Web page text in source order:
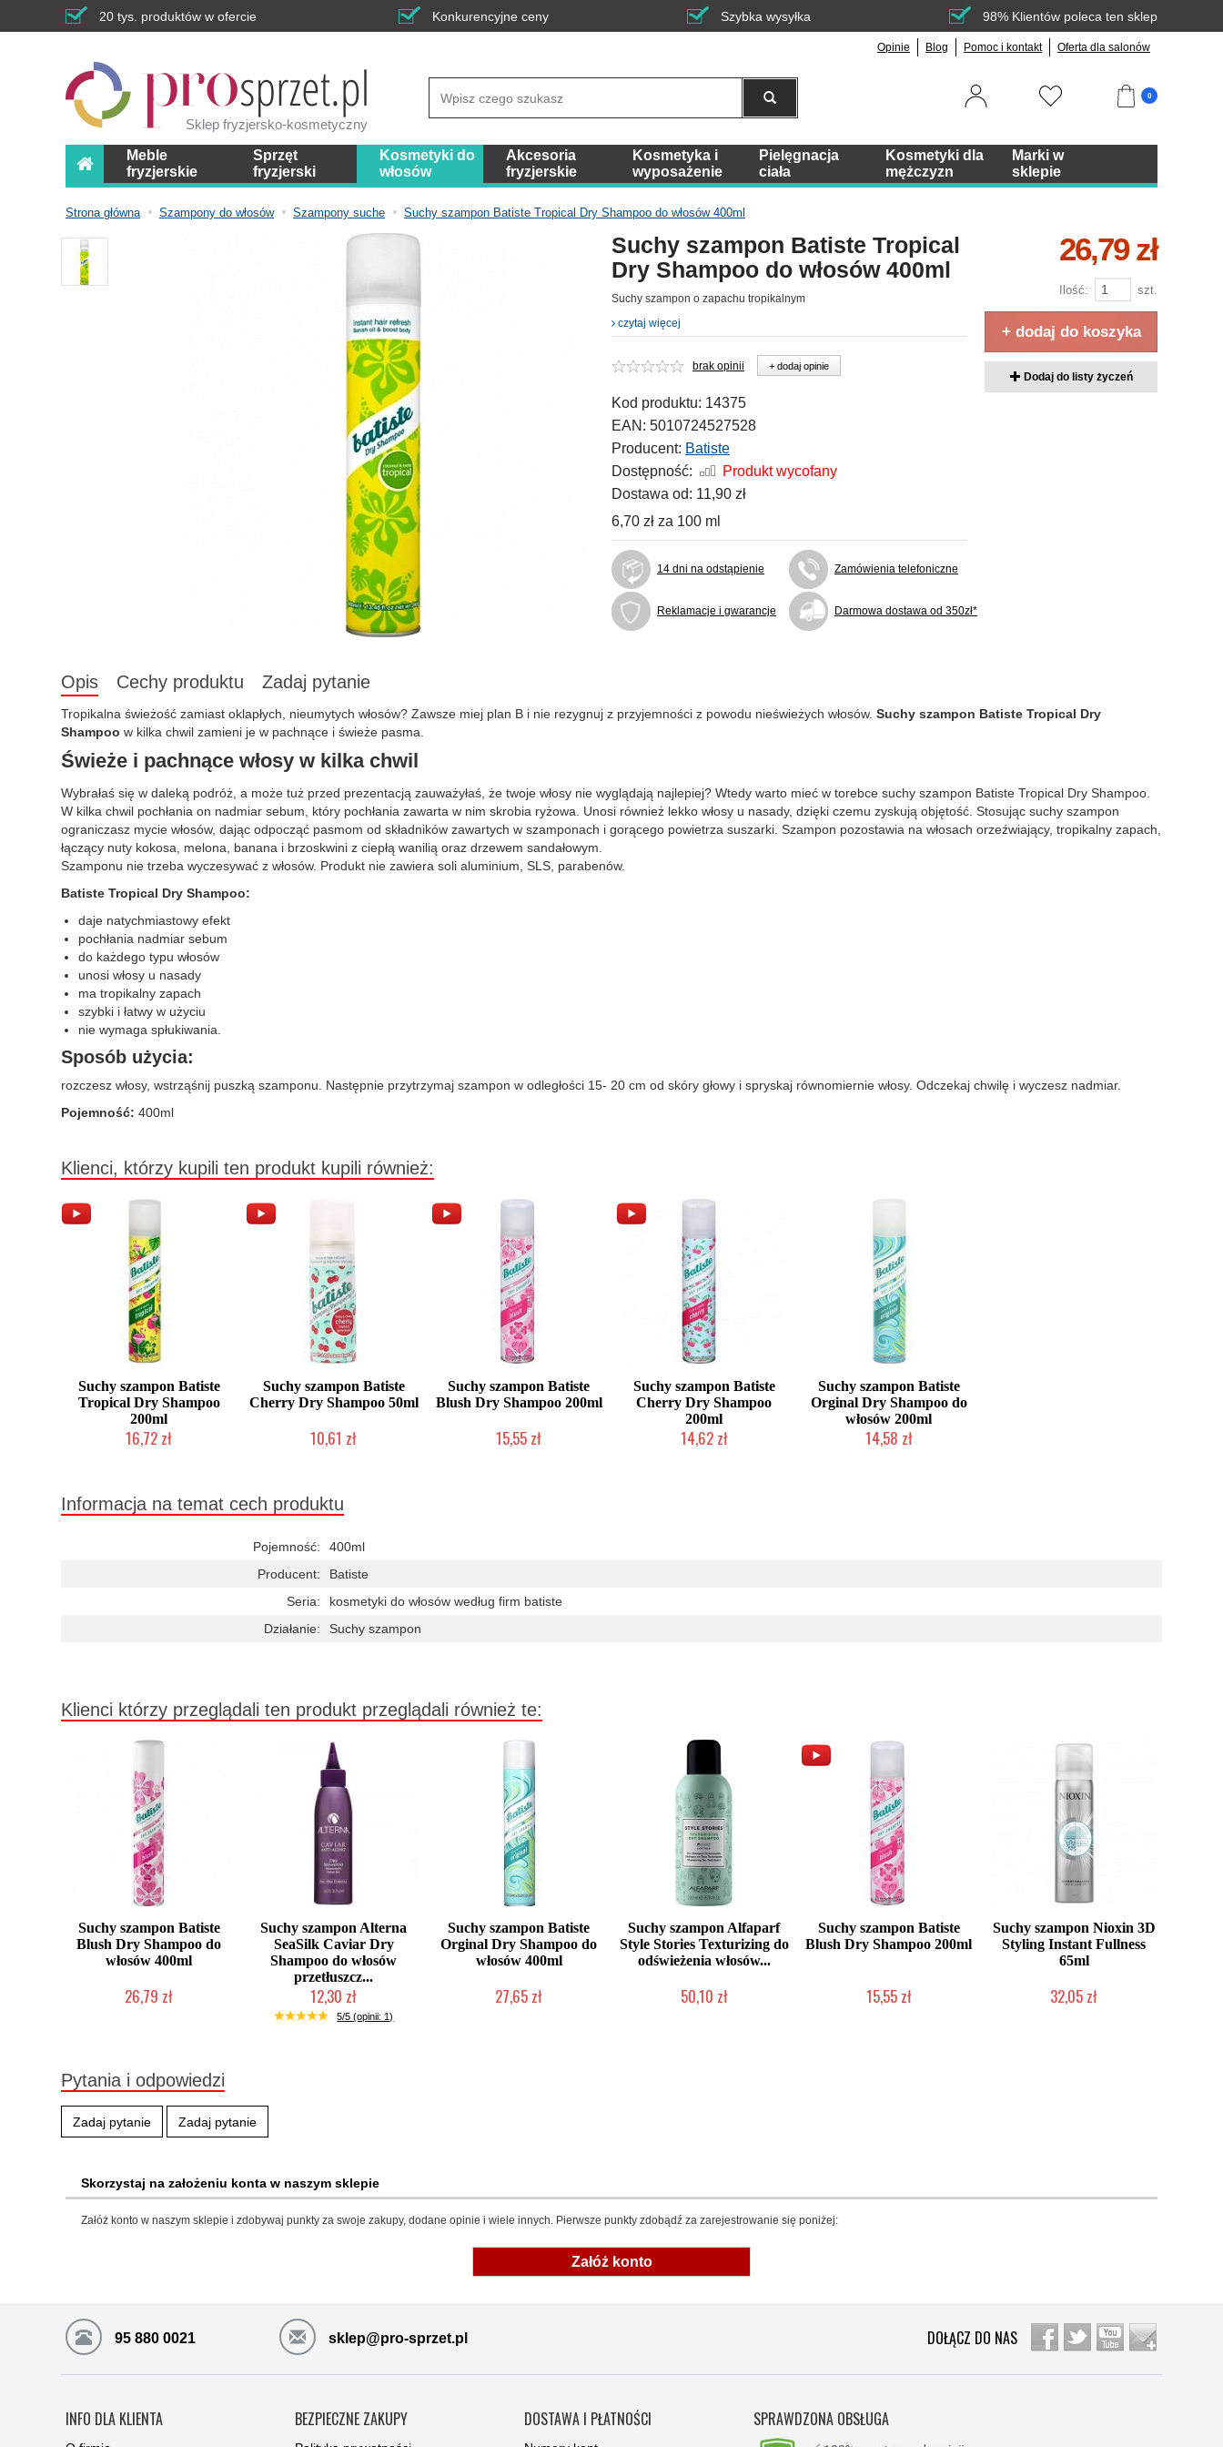
20 tys. produktów w ofercie Konkurencyjne ceny Szybka wysyłka 98% Klientów poleca ten sklep
Opinie Blog Pomoc i kontakt Oferta dla salonów
Sklep fryzjersko-kosmetyczny
0
Meble
fryzjerskie
Sprzęt
fryzjerski
Kosmetyki do
włosów
Akcesoria
fryzjerskie
Kosmetyka i
wyposażenie
Pielęgnacja
ciała
Kosmetyki dla
mężczyzn
Marki w
sklepie
Strona główna Szampony do włosów Szampony suche Suchy szampon Batiste Tropical Dry Shampoo do włosów 400ml
Suchy szampon Batiste Tropical
Dry Shampoo do włosów 400ml
Suchy szampon o zapachu tropikalnym
czytaj więcej
brak opinii + dodaj opinie
Kod produktu: 14375
EAN: 5010724527528
Producent: Batiste
Dostępność:
Produkt wycofany
Dostawa od: 11,90 zł
6,70 zł za 100 ml
14 dni na odstąpienie Zamówienia telefoniczne
Reklamacje i gwarancje Darmowa dostawa od 350zł*
26,79 zł
Ilość: szt.
+ dodaj do koszyka
Dodaj do listy życzeń
Opis Cechy produktu Zadaj pytanie
Tropikalna świeżość zamiast oklapłych, nieumytych włosów? Zawsze miej plan B i nie rezygnuj z przyjemności z powodu nieświeżych włosów. Suchy szampon Batiste Tropical Dry
Shampoo w kilka chwil zamieni je w pachnące i świeże pasma.
Świeże i pachnące włosy w kilka chwil
Wybrałaś się w daleką podróż, a może tuż przed prezentacją zauważyłaś, że twoje włosy nie wyglądają najlepiej? Wtedy warto mieć w torebce suchy szampon Batiste Tropical Dry Shampoo.
W kilka chwil pochłania on nadmiar sebum, który pochłania zawarta w nim skrobia ryżowa. Unosi również lekko włosy u nasady, dzięki czemu zyskują objętość. Stosując suchy szampon
ograniczasz mycie włosów, dając odpocząć pasmom od składników zawartych w szamponach i gorącego powietrza suszarki. Szampon pozostawia na włosach orzeźwiający, tropikalny zapach,
łączący nuty kokosa, melona, banana i brzoskwini z ciepłą wanilią oraz drzewem sandałowym.
Szamponu nie trzeba wyczesywać z włosów. Produkt nie zawiera soli aluminium, SLS, parabenów.
Batiste Tropical Dry Shampoo:
daje natychmiastowy efekt
pochłania nadmiar sebum
do każdego typu włosów
unosi włosy u nasady
ma tropikalny zapach
szybki i łatwy w użyciu
nie wymaga spłukiwania.
Sposób użycia:
rozczesz włosy, wstrząśnij puszką szamponu. Następnie przytrzymaj szampon w odległości 15- 20 cm od skóry głowy i spryskaj równomiernie włosy. Odczekaj chwilę i wyczesz nadmiar.
Pojemność: 400ml
Klienci, którzy kupili ten produkt kupili również:
Suchy szampon Batiste
Tropical Dry Shampoo
200ml
16,72 zł
Suchy szampon Batiste
Cherry Dry Shampoo 50ml
10,61 zł
Suchy szampon Batiste
Blush Dry Shampoo 200ml
15,55 zł
Suchy szampon Batiste
Cherry Dry Shampoo
200ml
14,62 zł
Suchy szampon Batiste
Orginal Dry Shampoo do
włosów 200ml
14,58 zł
Informacja na temat cech produktu
Pojemność:
400ml
Producent:
Batiste
Seria:
kosmetyki do włosów według firm batiste
Działanie:
Suchy szampon
Klienci którzy przeglądali ten produkt przeglądali również te:
Suchy szampon Batiste
Blush Dry Shampoo do
włosów 400ml
26,79 zł
Suchy szampon Alterna
SeaSilk Caviar Dry
Shampoo do włosów
przetłuszcz...
12,30 zł
Produkt wycofany
5/5 (opinii: 1)
Suchy szampon Batiste
Orginal Dry Shampoo do
włosów 400ml
27,65 zł
Suchy szampon Alfaparf
Style Stories Texturizing do
odświeżenia włosów...
50,10 zł
Suchy szampon Batiste
Blush Dry Shampoo 200ml
15,55 zł
Suchy szampon Nioxin 3D
Styling Instant Fullness
65ml
32,05 zł
Pytania i odpowiedzi
Zadaj pytanie Zadaj pytanie
Skorzystaj na założeniu konta w naszym sklepie
Załóż konto w naszym sklepie i zdobywaj punkty za swoje zakupy, dodane opinie i wiele innych. Pierwsze punkty zdobądź za zarejestrowanie się poniżej:
Załóż konto
95 880 0021 sklep@pro-sprzet.pl DOŁĄCZ DO NAS
INFO DLA KLIENTA BEZPIECZNE ZAKUPY DOSTAWA I PŁATNOŚCI SPRAWDZONA OBSŁUGA